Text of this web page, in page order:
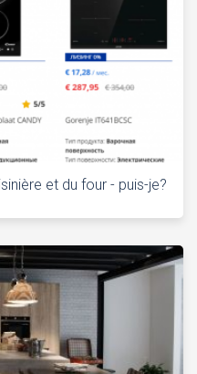
et du four - puis-je?